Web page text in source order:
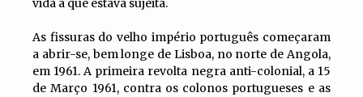
vida a que estava sujeita.
As fissuras do velho império português começaram
a abrir-se, bem longe de Lisboa, no norte de Angola,
em 1961. A primeira revolta negra anti-colonial, a 15
de Março 1961, contra os colonos portugueses e as